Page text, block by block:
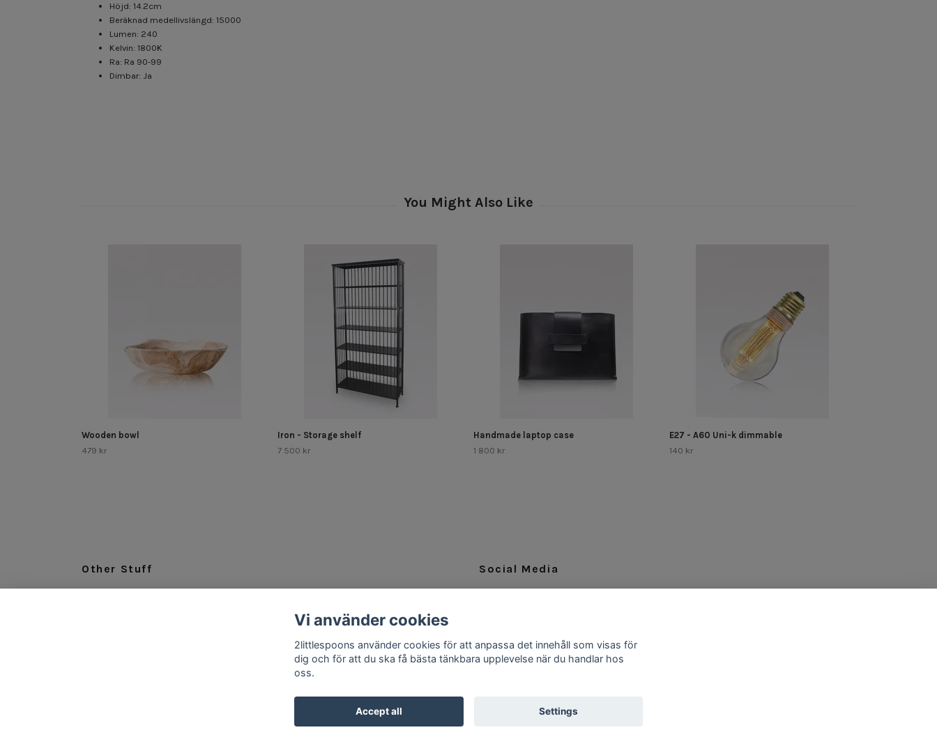
Höjd: 14.2cm
Beräknad medellivslängd: 15000
Lumen: 240
Kelvin: 1800K
Ra: Ra 90-99
Dimbar: Ja
Wooden bowl
479 kr
Iron - Storage shelf
7 500 kr
Handmade laptop case
1 800 kr
E27 - A60 Uni-k dimmable
140 kr
Other Stuff Social Media
Vi använder cookies
2littlespoons använder cookies för att anpassa det innehåll som visas för
dig och för att du ska få bästa tänkbara upplevelse när du handlar hos
oss.
Accept all Settings